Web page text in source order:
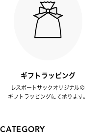
ギフトラッピング
レスポートサックオリジナルの
ギフトラッピングにて承ります。
CATEGORY